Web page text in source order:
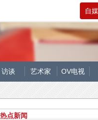
自
访谈 艺术家 OV电视
热点新闻